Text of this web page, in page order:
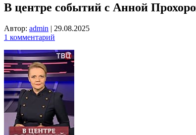
В центре событий с Анной
Автор: admin | 29.08.2025
1 комментарий